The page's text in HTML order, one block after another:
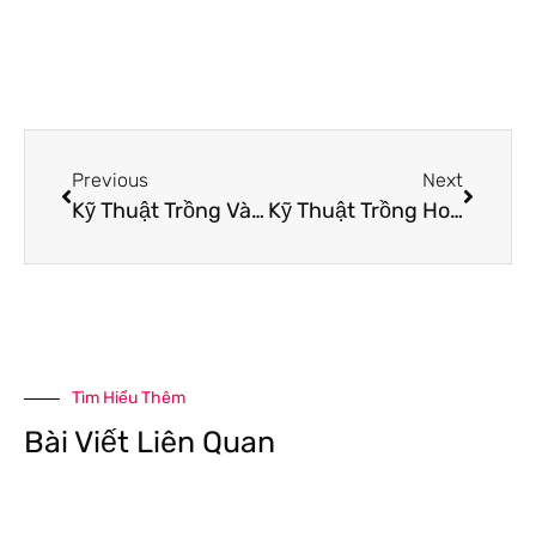
Previous
Kỹ Thuật Trồng Và Chăm Sóc Hoa Cúc Ngày Tết
Next
Kỹ Thuật Trồng Hoa Cúc Bán Ngày Rằm
Tìm Hiểu Thêm
Bài Viết Liên Quan